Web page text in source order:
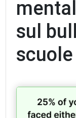
sul
scuole